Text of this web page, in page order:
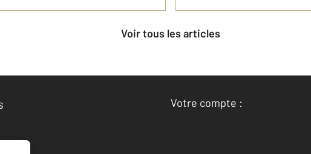
Voir tous les articles
Votre compte :
Accéder à mon compte